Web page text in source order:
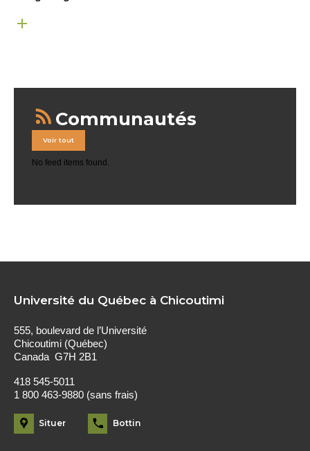
Communautés
Voir tout
No feed items found.
Université du Québec à Chicoutimi
555, boulevard de l’Université
Chicoutimi (Québec)
Canada G7H 2B1
418 545-5011
1 800 463-9880 (sans frais)
Situer Bottin